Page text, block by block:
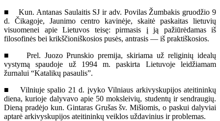
■ Kun. Antanas Saulaitis SJ ir adv. Povilas Žumbakis gruodžio 9
d. Čikagoje, Jaunimo centro kavinėje, skaitė paskaitas lietuvių
visuomenei apie Lietuvos teisę: pirmasis į ją pažiūrėdamas iš
filosofinės bei krikščioniškosios pusės, antrasis — iš praktiškosios.
■ Prel. Juozo Prunskio premija, skiriama už religinių idealų
vystymą spaudoje už 1994 m. paskirta Lietuvoje leidžiamam
žurnalui “Katalikų pasaulis”.
■ Vilniuje spalio 21 d. įvyko Vilniaus arkivyskupijos ateitininkų
diena, kurioje dalyvavo apie 50 moksleivių, studentų ir sendraugių.
Dieną pradėjo kun. Gintaras Grušas šv. Mišiomis, o paskui dalyviai
aptarė arkivyskupijos ateitininkų veiklos uždavinius ir problemas.